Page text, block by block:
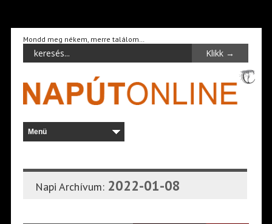
Mondd meg nékem, merre találom…
Napi Archívum: 2022-01-08